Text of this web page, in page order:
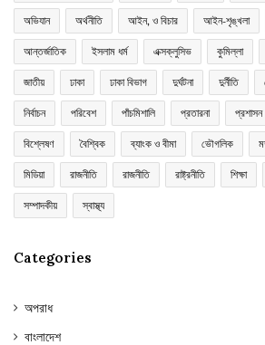
অভিযান অর্থনীতি আইন, ও বিচার আইন-শৃঙ্খলা
আন্তর্জাতিক ইসলাম ধর্ম এক্সক্লুসিভ কুমিল্লা
জাতীয় ঢাকা ঢাকা বিভাগ দুর্ঘটনা দুর্নীতি
নির্বাচন পরিবেশ পাঁচমিশালি প্রতারনা প্রশাসন
বিশ্লেষণ বৈশ্বিক ব্যাংক ও বীমা ভৌগলিক
মিডিয়া রাজনীতি রাজনীতি রাষ্ট্রনীতি শিক্ষা
সম্পাদকীয় স্বাস্থ্য
Categories
অপরাধ
বাংলাদেশ